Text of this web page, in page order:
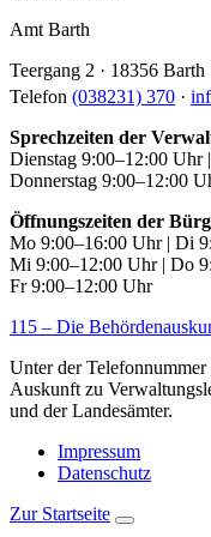
Amt Barth
Teergang 2 · 18356 Barth
Telefon (038231) 370 ·
Sprechzeiten der
Dienstag 9:00–12:00 Uhr
Donnerstag 9:00–12:00
Öffnungszeiten der
Mo 9:00–16:00 Uhr | Di
Mi 9:00–12:00 Uhr | Do
Fr 9:00–12:00 Uhr
115 – Die
Unter der Telefonnummer
Auskunft zu
und der Landesämter.
Impressum
Datenschutz
Zur Startseite